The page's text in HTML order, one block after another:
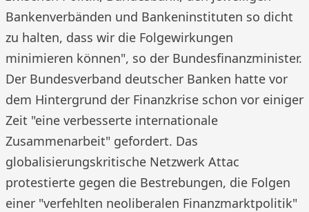
Bankenverbänden und Bankeninstituten so dicht
zu halten, dass wir die Folgewirkungen
minimieren können", so der Bundesfinanzminister.
Der Bundesverband deutscher Banken hatte vor
dem Hintergrund der Finanzkrise schon vor einiger
Zeit "eine verbesserte internationale
Zusammenarbeit" gefordert. Das
globalisierungskritische Netzwerk Attac
protestierte gegen die Bestrebungen, die Folgen
einer "verfehlten neoliberalen Finanzmarktpolitik"